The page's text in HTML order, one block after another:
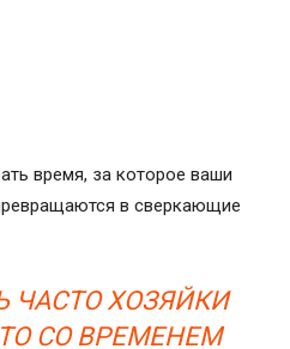
время, за которое ваши
в сверкающие
ЧАСТО ХОЗЯЙКИ
СО ВРЕМЕНЕМ